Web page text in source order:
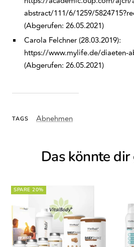
TAGS Abnehmen
abstract/111/6/1259/
(Abgerufen: 26.05.2021)
Carola Felchner (28.03.2019):
https://www.mylife.de/diaeten-
(Abgerufen: 26.05.2021)
Das könnte
SPARE 20%